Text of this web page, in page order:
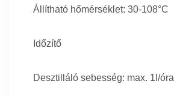
Állítható hőmérséklet: 30-108°C
Időzítő
Desztilláló sebesség: max. 1l/óra